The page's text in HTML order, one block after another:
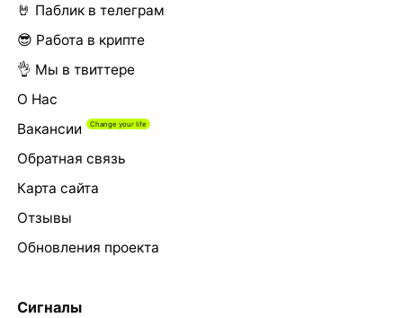
🤘 Паблик в телеграм
😎 Работа в крипте
👌 Мы в твиттере
О Нас
Вакансии
Обратная связь
Карта сайта
Отзывы
Обновления проекта
Сигналы